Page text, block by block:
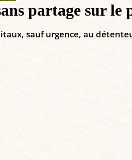
partage sur le
sauf urgence, au